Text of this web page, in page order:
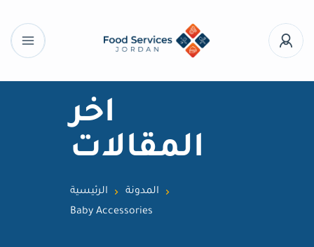
اخر
المقالات
الرئيسية
المدونة
Baby Accessories